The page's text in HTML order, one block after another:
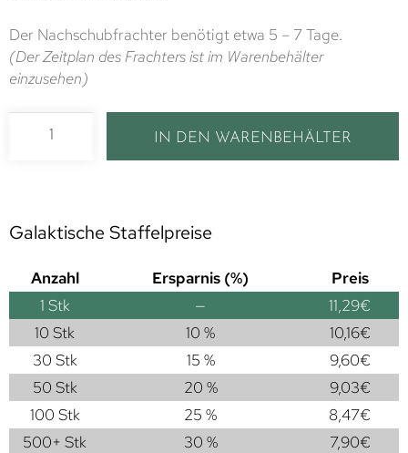
Der Nachschubfrachter benötigt etwa 5 – 7 Tage.
(Der Zeitplan des Frachters ist im Warenbehälter
einzusehen)
IN DEN WARENBEHÄLTER
Galaktische Staffelpreise
Anzahl Ersparnis (%)
Preis
1 Stk — 11,29€
10 Stk
10 % 10,16€
30 Stk
15 % 9,60€
50 Stk
20 % 9,03€
100 Stk
25 % 8,47€
500+ Stk
30 % 7,90€